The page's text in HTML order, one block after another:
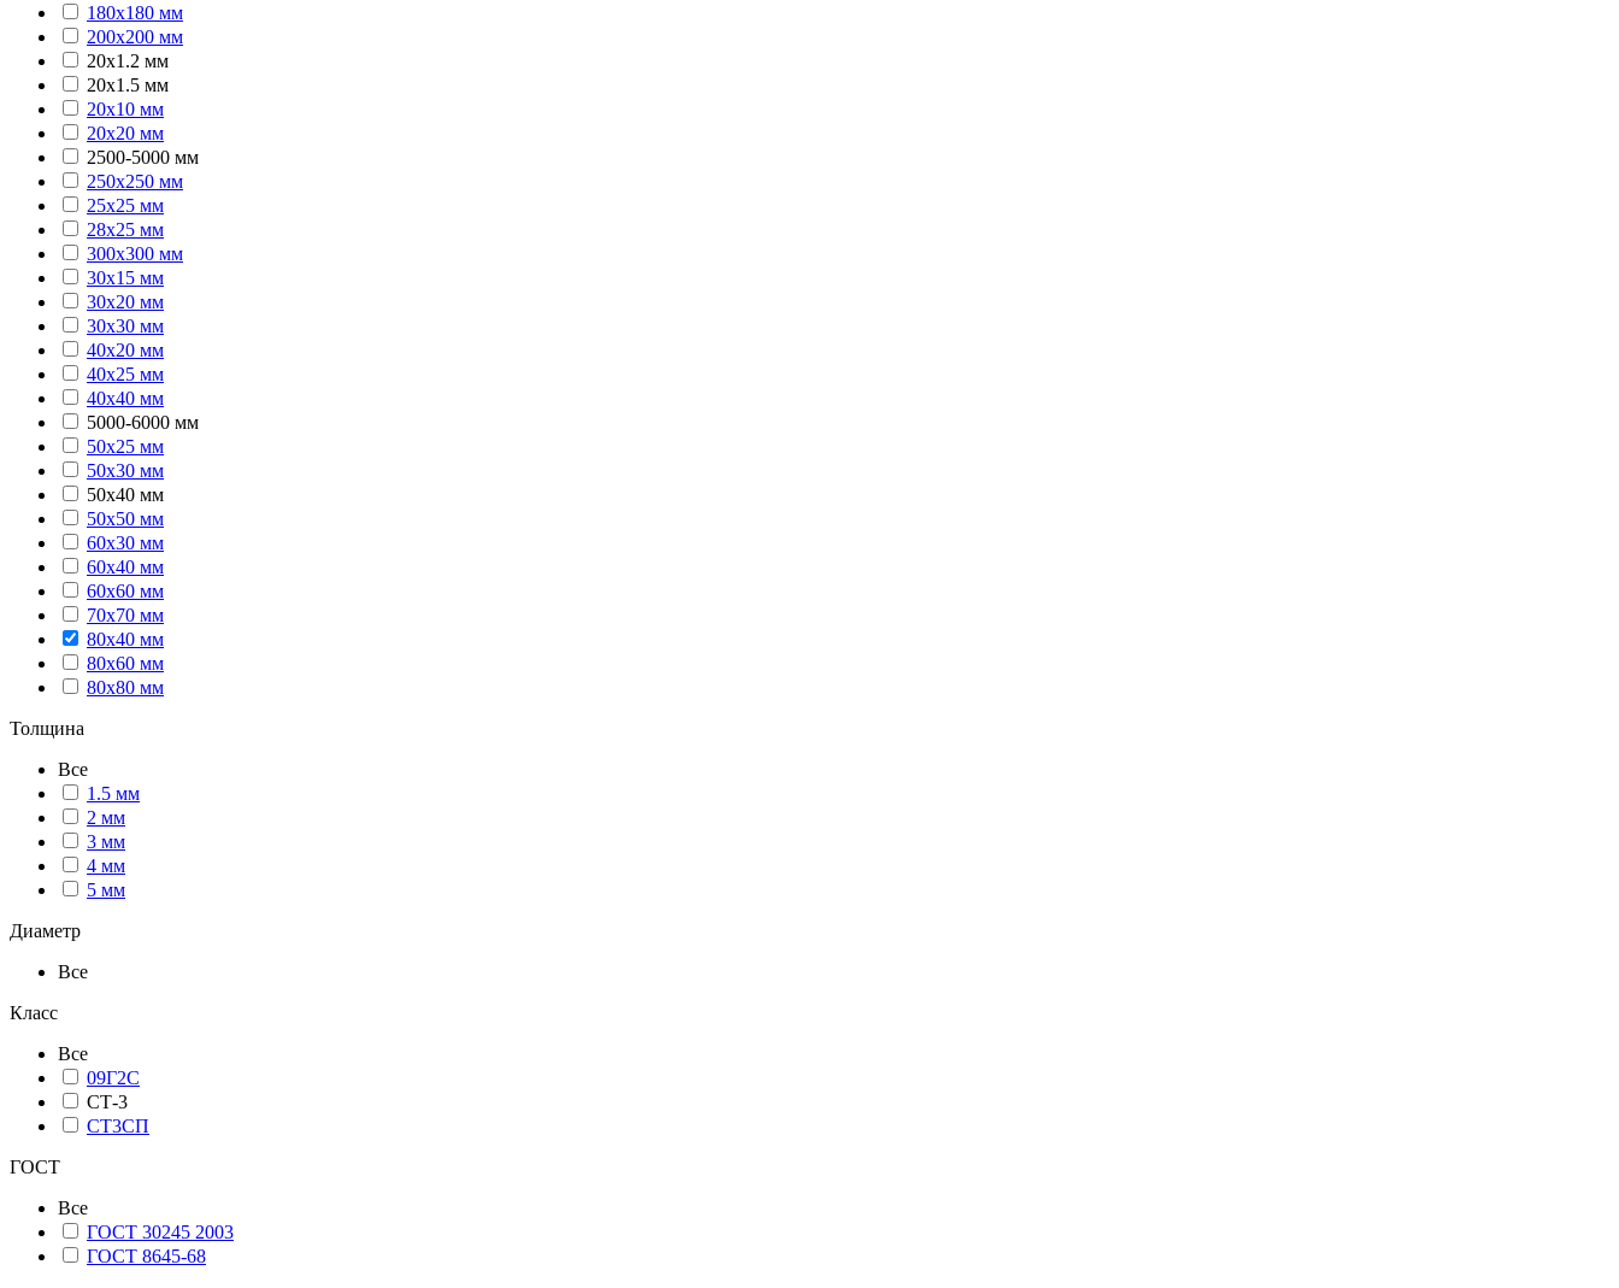
180х180 мм
200х200 мм
20х1.2 мм
20х1.5 мм
20х10 мм
20х20 мм
2500-5000 мм
250х250 мм
25х25 мм
28х25 мм
300х300 мм
30х15 мм
30х20 мм
30х30 мм
40х20 мм
40х25 мм
40х40 мм
5000-6000 мм
50х25 мм
50х30 мм
50х40 мм
50х50 мм
60х30 мм
60х40 мм
60х60 мм
70х70 мм
80х40 мм
80х60 мм
80х80 мм
Толщина
Все
1.5 мм
2 мм
3 мм
4 мм
5 мм
Диаметр
Все
Класс
Все
09Г2С
СТ-3
СТ3СП
ГОСТ
Все
ГОСТ 30245 2003
ГОСТ 8645-68